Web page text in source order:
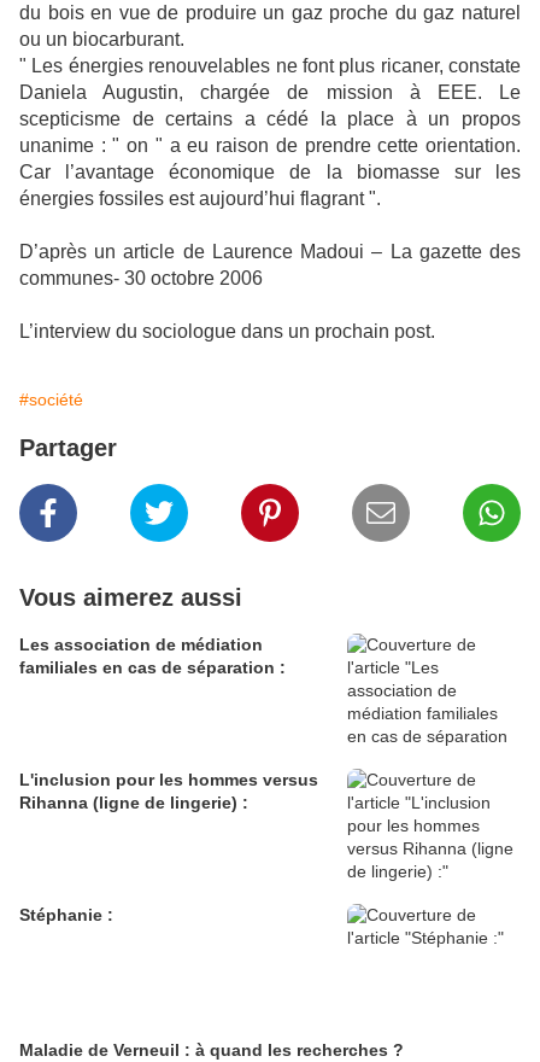
du bois en vue de produire un gaz proche du gaz naturel
ou un biocarburant.
" Les énergies renouvelables ne font plus ricaner, constate
Daniela Augustin, chargée de mission à EEE. Le
scepticisme de certains a cédé la place à un propos
unanime : " on " a eu raison de prendre cette orientation.
Car l’avantage économique de la biomasse sur les
énergies fossiles est aujourd’hui flagrant ".
D’après un article de Laurence Madoui – La gazette des
communes- 30 octobre 2006
L’interview du sociologue dans un prochain post.
#société
Partager
Vous aimerez aussi
Les association de médiation
familiales en cas de séparation :
L'inclusion pour les hommes versus
Rihanna (ligne de lingerie) :
Stéphanie :
Maladie de Verneuil : à quand les recherches ?